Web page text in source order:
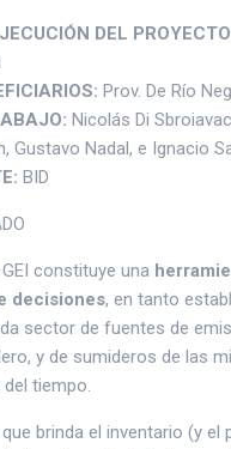
DEL
Prov. De Río
Nicolás Di
Gustavo Nadal, e Ignacio
BID
constituye una
decisiones, en tanto
sector de fuentes de
y de sumideros de las
tiempo.
brinda el inventario (y el